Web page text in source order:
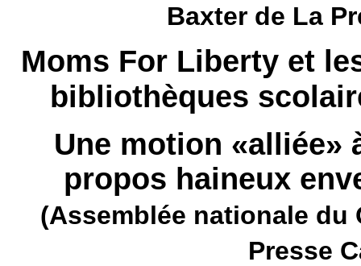
Baxter de La
Moms For Liberty et
bibliothèques
Une motion «alliée»
propos haineux
(Assemblée nationale du
Presse